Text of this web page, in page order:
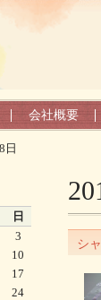
会社概要
日
シ
日
3
10
17
24